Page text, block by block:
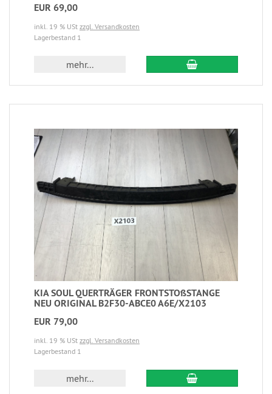
EUR 69,00
inkl. 19 % USt zzgl. Versandkosten
Lagerbestand 1
mehr...
KIA SOUL QUERTRÄGER FRONTSTOßSTANGE
NEU ORIGINAL B2F30-ABCE0 A6E/X2103
EUR 79,00
inkl. 19 % USt zzgl. Versandkosten
Lagerbestand 1
mehr...